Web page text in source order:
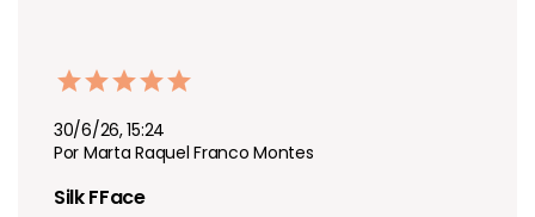
30/6/26, 15:24
Por Marta Raquel Franco Montes
Silk FFace